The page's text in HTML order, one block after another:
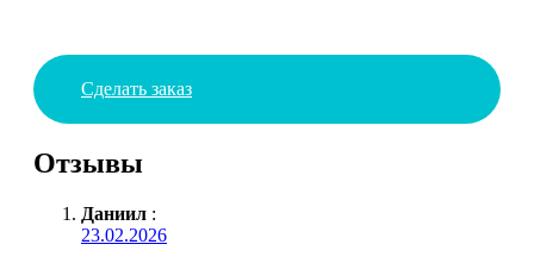
Сделать заказ
Отзывы
Даниил :
23.02.2026